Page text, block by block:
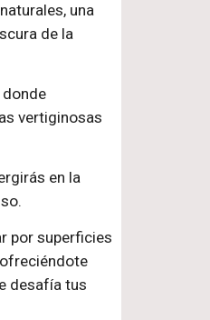
una
de la
vertiginosas
en la
por superficies
desafía tus